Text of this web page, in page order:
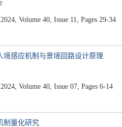
Volume 40, Issue 11, Pages 29-34
感应机制与景境回路设计原理
Volume 40, Issue 07, Pages 6-14
制量化研究